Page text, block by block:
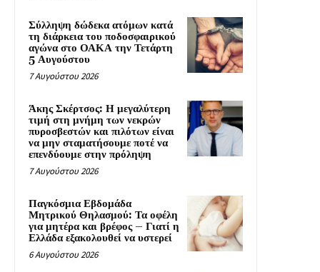
Σύλληψη δώδεκα ατόμων κατά
τη διάρκεια του ποδοσφαιρικού
αγώνα στο ΟΑΚΑ την Τετάρτη
5 Αυγούστου
7 Αυγούστου 2026
Άκης Σκέρτσος: Η μεγαλύτερη
τιμή στη μνήμη των νεκρών
πυροσβεστών και πιλότων είναι
να μην σταματήσουμε ποτέ να
επενδύουμε στην πρόληψη
7 Αυγούστου 2026
Παγκόσμια Εβδομάδα
Μητρικού Θηλασμού: Τα οφέλη
για μητέρα και βρέφος – Γιατί η
Ελλάδα εξακολουθεί να υστερεί
6 Αυγούστου 2026